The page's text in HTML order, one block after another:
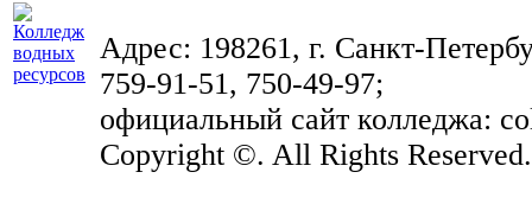
Адрес: 198261, г. Санкт-
759-91-51, 750-49-97;
официальный сайт колледжа:
Copyright ©. All Rights